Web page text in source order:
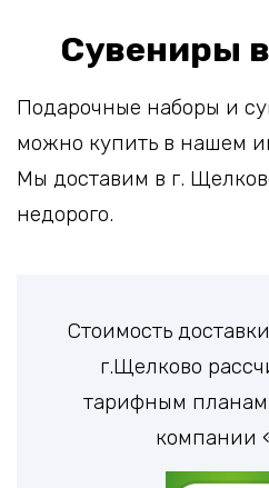
Сувениры
Подарочные наборы и
можно купить в нашем
Мы доставим в г.
недорого.
Стоимость
г.Щелково
тарифным планам
компании